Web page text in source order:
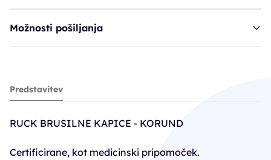
Možnosti pošiljanja
Ruck trak, brusilni - 13mm, super grob
9,80€
Predstavitev
RUCK BRUSILNE KAPICE - KORUND
Certificirane, kot medicinski pripomoček.